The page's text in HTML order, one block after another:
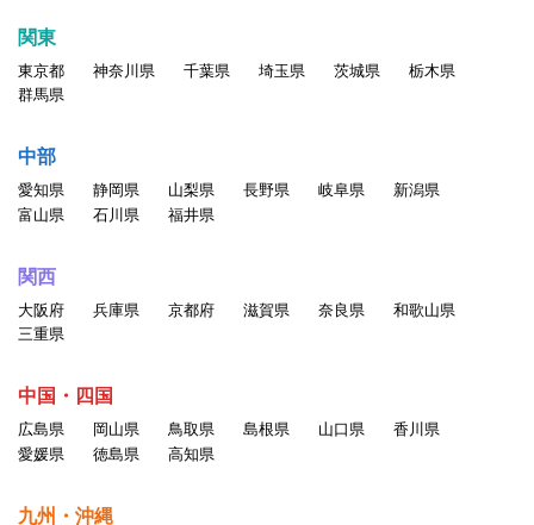
関東
東京都 神奈川県 千葉県 埼玉県 茨城県
栃木県
群馬県
中部
愛知県 静岡県 山梨県 長野県 岐阜県
新潟県
富山県
石川県 福井県
関西
大阪府 兵庫県 京都府 滋賀県 奈良県
和歌山県
三重県
中国・四国
広島県 岡山県 鳥取県 島根県 山口県
香川県
愛媛県
徳島県 高知県
九州・沖縄